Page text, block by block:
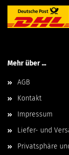
Mehr über ...
AGB
Kontakt
Impressum
Liefer- und
Privatsphäre